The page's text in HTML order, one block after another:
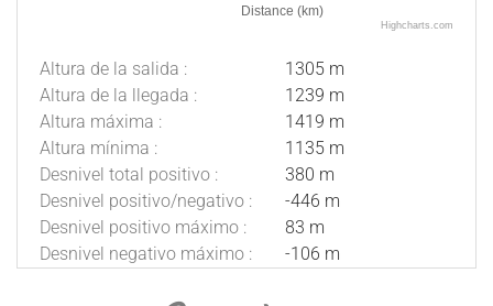
Distance (km)
Highcharts.com
Altura de la salida :
1305 m
Altura de la llegada :
1239 m
Altura máxima :
1419 m
Altura mínima :
1135 m
Desnivel total positivo :
380 m
Desnivel positivo/negativo :
-446 m
Desnivel positivo máximo :
83 m
Desnivel negativo máximo :
-106 m